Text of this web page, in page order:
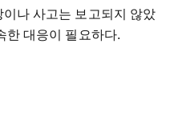
나 사고는 보고되지 않았
한 대응이 필요하다.